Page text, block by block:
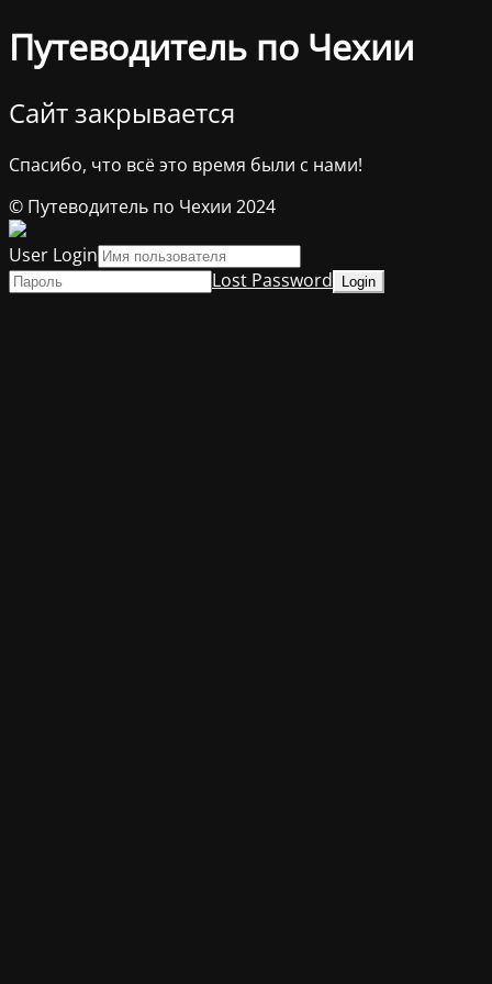
Путеводитель по Чехии
Сайт закрывается
Спасибо, что всё это время были с нами!
© Путеводитель по Чехии 2024
User Login
Lost Password